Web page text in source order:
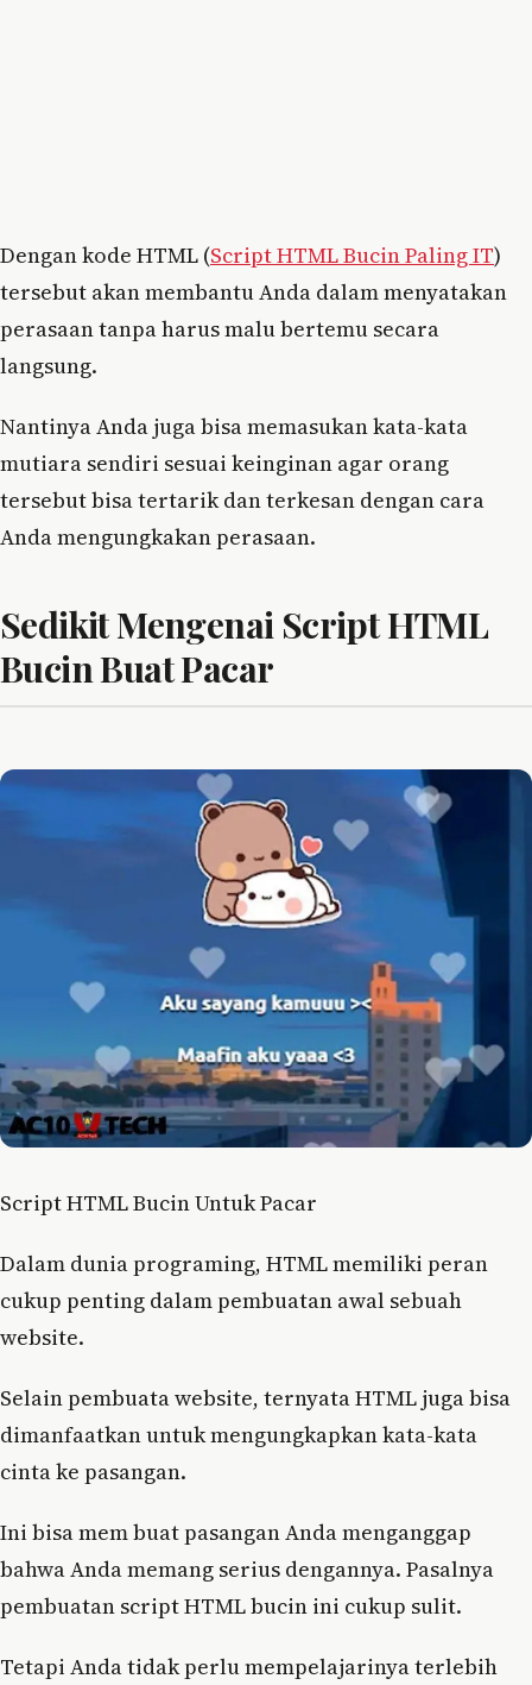
Dengan kode HTML (Script HTML Bucin Paling IT)
tersebut akan membantu Anda dalam menyatakan
perasaan tanpa harus malu bertemu secara
langsung.
Nantinya Anda juga bisa memasukan kata-kata
mutiara sendiri sesuai keinginan agar orang
tersebut bisa tertarik dan terkesan dengan cara
Anda mengungkakan perasaan.
Sedikit Mengenai Script HTML
Bucin Buat Pacar
Script HTML Bucin Untuk Pacar
Dalam dunia programing, HTML memiliki peran
cukup penting dalam pembuatan awal sebuah
website.
Selain pembuata website, ternyata HTML juga bisa
dimanfaatkan untuk mengungkapkan kata-kata
cinta ke pasangan.
Ini bisa mem buat pasangan Anda menganggap
bahwa Anda memang serius dengannya. Pasalnya
pembuatan script HTML bucin ini cukup sulit.
Tetapi Anda tidak perlu mempelajarinya terlebih